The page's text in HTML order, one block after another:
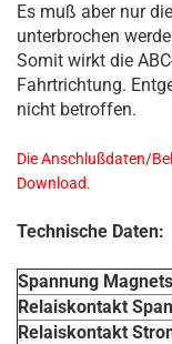
Es muß aber nur
unterbrochen
Somit wirkt die
Fahrtrichtung.
nicht betroffen.
Die Anschlußdaten/
Download.
Technische Daten:
Spannung
Relaiskontakt
Relaiskontakt